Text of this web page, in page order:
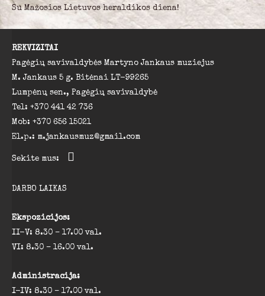
Su Mažosios Lietuvos heraldikos diena!
REKVIZITAI
Pagėgių savivaldybės Martyno Jankaus muziejus
M. Jankaus 5 g. Bitėnai LT-99265
Lumpėnų sen., Pagėgių savivaldybė
Tel: +370 441 42 736
Mob: +370 656 15021
El.p.: m.jankausmuz@gmail.com
Sekite mus:
DARBO LAIKAS
Ekspozicijos:
II-V: 8.30 – 17.00 val.
VI: 8.30 – 16.00 val.
Administracija:
I-IV: 8.30 – 17.00 val.